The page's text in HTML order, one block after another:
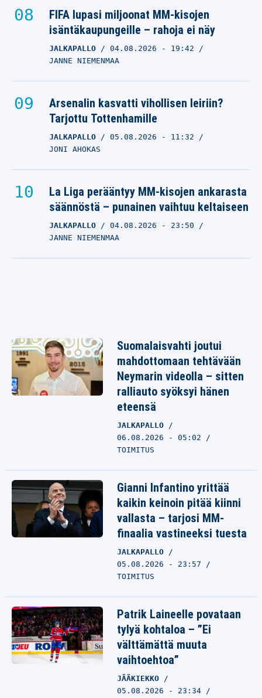
FIFA lupasi miljoonat MM-kisojen
isäntäkaupungeille – rahoja ei näy
JALKAPALLO 04.08.2026 - 19:42
JANNE NIEMENMAA
Arsenalin kasvatti vihollisen leiriin?
Tarjottu Tottenhamille
JALKAPALLO 05.08.2026 - 11:32
JONI AHOKAS
La Liga perääntyy MM-kisojen ankarasta
säännöstä – punainen vaihtuu keltaiseen
JALKAPALLO 04.08.2026 - 23:50
JANNE NIEMENMAA
Suomalaisvahti joutui
mahdottomaan tehtävään
Neymarin videolla – sitten
ralliauto syöksyi hänen
eteensä
JALKAPALLO
06.08.2026 - 05:02
TOIMITUS
Gianni Infantino yrittää
kaikin keinoin pitää kiinni
vallasta – tarjosi MM-
finaalia vastineeksi tuesta
JALKAPALLO
05.08.2026 - 23:57
TOIMITUS
Patrik Laineelle povataan
tylyä kohtaloa – ”Ei
välttämättä muuta
vaihtoehtoa”
JÄÄKIEKKO
05.08.2026 - 23:34